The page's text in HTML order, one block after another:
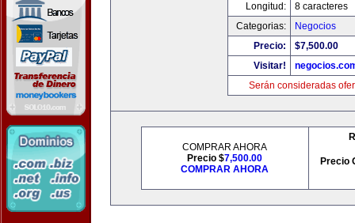
Longitud:
8 caracteres
Categorias:
Negocios
Precio:
$7,500.00
Visitar!
Serán consideradas
COMPRAR AHORA
Precio $7,500.00
COMPRAR AHORA
Precio